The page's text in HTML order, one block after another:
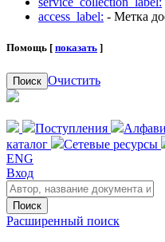
access_label: - Метка
Помощь [ показать ]
Поиск Очистить
Поступления
каталог
Сетевые ресурсы
ENG
Вход
Поиск
Расширенный поиск